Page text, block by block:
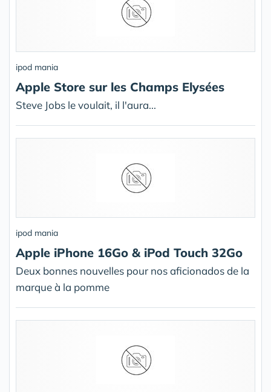
ipod mania
Apple Store sur les Champs Elysées
Steve Jobs le voulait, il l'aura...
ipod mania
Apple iPhone 16Go & iPod Touch 32Go
Deux bonnes nouvelles pour nos aficionados de la
marque à la pomme